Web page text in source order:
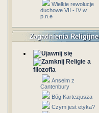
Wielkie rewolucje
duchowe VII - IV w.
p.n.e
Zagadnienia Religijne
Religie a
filozofia
Anselm z
Cantenbury
Bóg Kartezjusza
Czym jest etyka?